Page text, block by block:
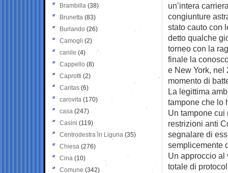
un’intera
congiunture
stato cauto con
detto qualche
torneo con la
finale la
e New York, nel
momento di
La legittima
tampone che lo
Un tampone cui
restrizioni anti
segnalare di
semplicemente
Un approccio al
totale di
Brambilla (38)
Brunetta (83)
Burlando (26)
Camogli (2)
canile (4)
Cappello (8)
Caprotti (2)
Caritas (6)
carovita (170)
casa (247)
Casini (119)
Centrodestra in Liguria (35)
Chiesa (276)
Cina (10)
Comune (342)